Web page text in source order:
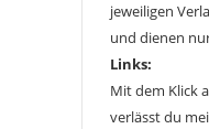
jeweiligen
und dienen
Links:
Mit dem Klick
verlässt du